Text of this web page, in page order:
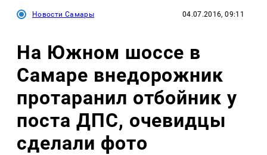
Новости Самары 04.07.2016, 09:11
На Южном шоссе в
Самаре внедорожник
протаранил отбойник у
поста ДПС, очевидцы
сделали фото